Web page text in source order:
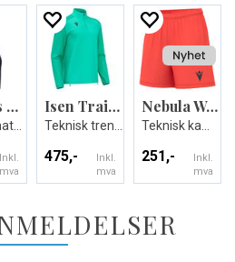
Thames Hero Pant
Den ultimate treningsbuksen - Unisex
Inkl.
mva
Isen Training 1/4 Zip Top
475,-
Inkl.
mva
Nebula Woman Shorts
251,-
Inkl.
mva